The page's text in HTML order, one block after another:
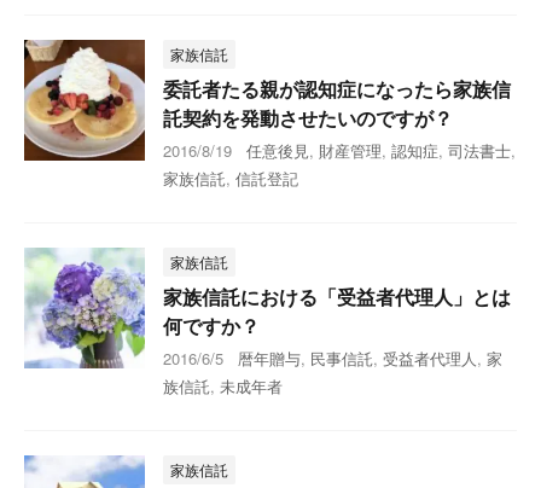
家族信託
委託者たる親が認知症になったら家族信
託契約を発動させたいのですが？
2016/8/19 任意後見, 財産管理, 認知症, 司法書士,
家族信託, 信託登記
家族信託
家族信託における「受益者代理人」とは
何ですか？
2016/6/5 暦年贈与, 民事信託, 受益者代理人, 家
族信託, 未成年者
家族信託